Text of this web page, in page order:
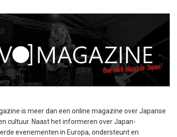
is meer dan een online magazine over Japanse
cultuur. Naast het informeren over Japan-
evenementen in Europa, ondersteunt en